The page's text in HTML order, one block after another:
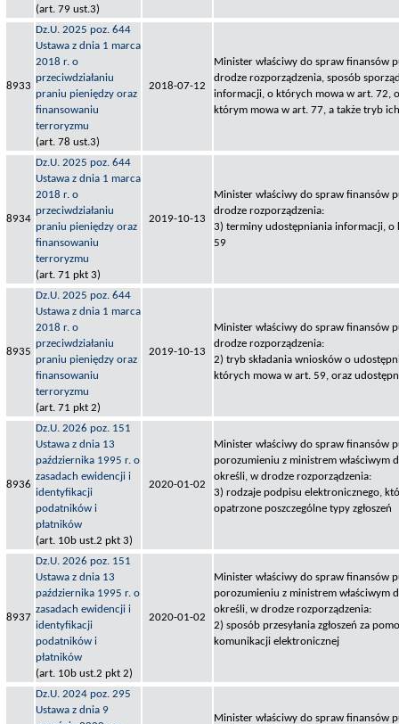
(art. 79 ust.3)
8933
Dz.U. 2025 poz. 644
Ustawa z dnia 1 marca
2018 r. o
przeciwdziałaniu
praniu pieniędzy oraz
finansowaniu
terroryzmu
(art. 78 ust.3)
2018-07-12
Minister właściwy do spraw finansów
drodze rozporządzenia, sposób
informacji, o których mowa w art. 72,
którym mowa w art. 77, a także tryb
8934
Dz.U. 2025 poz. 644
Ustawa z dnia 1 marca
2018 r. o
przeciwdziałaniu
praniu pieniędzy oraz
finansowaniu
terroryzmu
(art. 71 pkt 3)
2019-10-13
Minister właściwy do spraw finansów
drodze rozporządzenia:
3) terminy udostępniania informacji, o
59
8935
Dz.U. 2025 poz. 644
Ustawa z dnia 1 marca
2018 r. o
przeciwdziałaniu
praniu pieniędzy oraz
finansowaniu
terroryzmu
(art. 71 pkt 2)
2019-10-13
Minister właściwy do spraw finansów
drodze rozporządzenia:
2) tryb składania wniosków o
których mowa w art. 59, oraz
8936
Dz.U. 2026 poz. 151
Ustawa z dnia 13
października 1995 r. o
zasadach ewidencji i
identyfikacji
podatników i
płatników
(art. 10b ust.2 pkt 3)
2020-01-02
Minister właściwy do spraw finansów
porozumieniu z ministrem właściwym
określi, w drodze rozporządzenia:
3) rodzaje podpisu elektronicznego,
opatrzone poszczególne typy zgłoszeń
8937
Dz.U. 2026 poz. 151
Ustawa z dnia 13
października 1995 r. o
zasadach ewidencji i
identyfikacji
podatników i
płatników
(art. 10b ust.2 pkt 2)
2020-01-02
Minister właściwy do spraw finansów
porozumieniu z ministrem właściwym
określi, w drodze rozporządzenia:
2) sposób przesyłania zgłoszeń za
komunikacji elektronicznej
Dz.U. 2024 poz. 295
Ustawa z dnia 9
Minister właściwy do spraw finansów